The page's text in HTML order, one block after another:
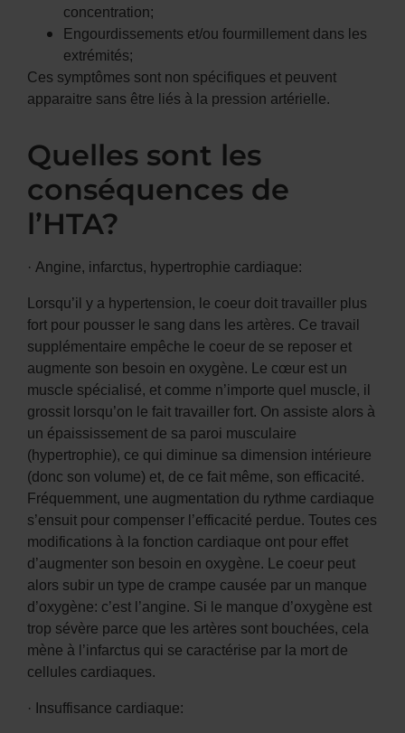
concentration;
Engourdissements et/ou fourmillement dans les
extrémités;
Ces symptômes sont non spécifiques et peuvent
apparaitre sans être liés à la pression artérielle.
Quelles sont les
conséquences de
l’HTA?
· Angine, infarctus, hypertrophie cardiaque:
Lorsqu’il y a hypertension, le coeur doit travailler plus
fort pour pousser le sang dans les artères. Ce travail
supplémentaire empêche le coeur de se reposer et
augmente son besoin en oxygène. Le cœur est un
muscle spécialisé, et comme n’importe quel muscle, il
grossit lorsqu’on le fait travailler fort. On assiste alors à
un épaississement de sa paroi musculaire
(hypertrophie), ce qui diminue sa dimension intérieure
(donc son volume) et, de ce fait même, son efficacité.
Fréquemment, une augmentation du rythme cardiaque
s’ensuit pour compenser l’efficacité perdue. Toutes ces
modifications à la fonction cardiaque ont pour effet
d’augmenter son besoin en oxygène. Le coeur peut
alors subir un type de crampe causée par un manque
d’oxygène: c’est l’angine. Si le manque d’oxygène est
trop sévère parce que les artères sont bouchées, cela
mène à l’infarctus qui se caractérise par la mort de
cellules cardiaques.
· Insuffisance cardiaque: